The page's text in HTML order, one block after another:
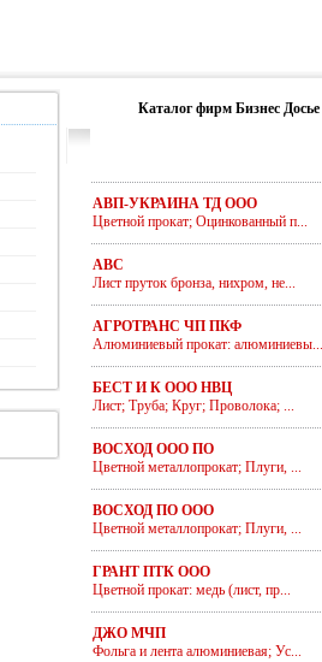
Каталог фирм Бизнес Досье
АВП-УКРАИНА ТД ООО
Цветной прокат; Оцинкованный п...
АВС
Лист пруток бронза, нихром, не...
АГРОТРАНС ЧП ПКФ
Алюминиевый прокат: алюминиевы...
БЕСТ И К ООО НВЦ
Лист; Труба; Круг; Проволока; ...
ВОСХОД ООО ПО
Цветной металлопрокат; Плуги, ...
ВОСХОД ПО ООО
Цветной металлопрокат; Плуги, ...
ГРАНТ ПТК ООО
Цветной прокат: медь (лист, пр...
ДЖО МЧП
Фольга и лента алюминиевая; Ус...